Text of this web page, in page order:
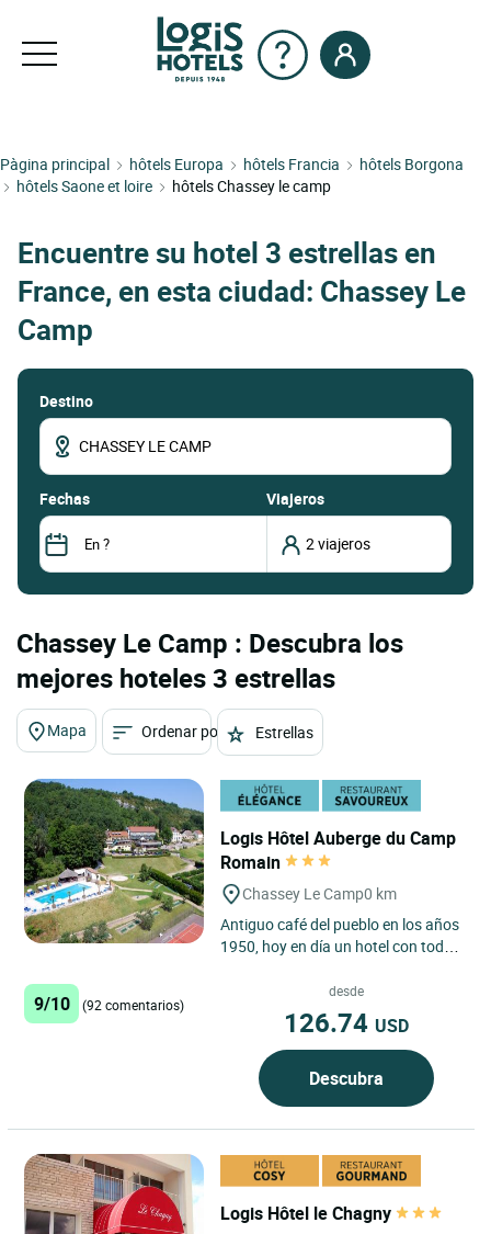
Pàgina principal hôtels Europa hôtels Francia
hôtels Borgona
hôtels Saone et loire
hôtels Chassey le camp
Encuentre su hotel 3 estrellas en
France, en esta ciudad: Chassey Le
Camp
Destino
fechas Viajeros
Chassey Le Camp : Descubra los
mejores hoteles 3 estrellas
Mapa Ordenar por Estrellas
Logis Hôtel Auberge du Camp
Romain
Chassey Le Camp0 km
Antiguo café del pueblo en los años
1950, hoy en día un hotel con todo
9/10 (92 comentarios)
desde
126.74 USD
Descubra
Logis Hôtel le Chagny